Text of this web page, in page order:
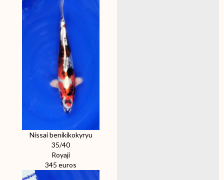
Nissai benikikokyryu
35/40
Royaji
345 euros